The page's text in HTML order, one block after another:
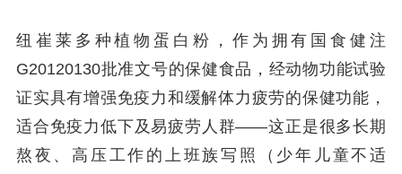
纽崔莱多种植物蛋白粉，作为拥有国食健注
G20120130批准文号的保健食品，经动物功能试验
证实具有增强免疫力和缓解体力疲劳的保健功能，
适合免疫力低下及易疲劳人群——这正是很多长期
熬夜、高压工作的上班族写照（少年儿童不适